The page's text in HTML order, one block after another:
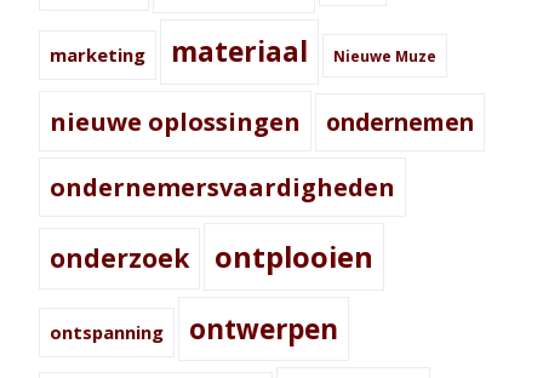
marketing materiaal Nieuwe Muze
nieuwe oplossingen
ondernemen
ondernemersvaardigheden
onderzoek ontplooien
ontspanning ontwerpen